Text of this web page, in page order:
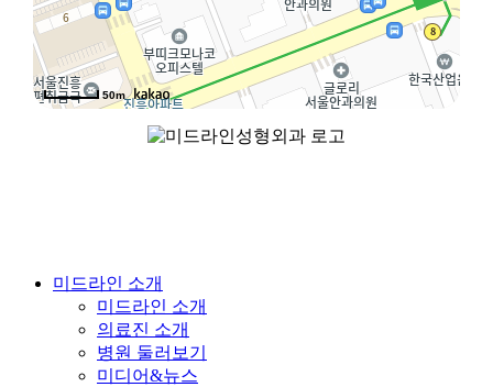
50m
Close
미드라인 소개
미드라인 소개
의료진 소개
병원 둘러보기
미디어&뉴스